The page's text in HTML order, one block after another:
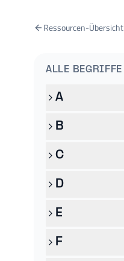
Ressourcen-Übersicht
ALLE BEGRIFFE
A
B
C
D
E
F